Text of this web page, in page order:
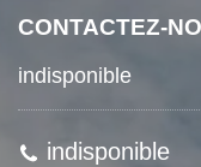
CONTACTEZ-
indisponible
indisponible